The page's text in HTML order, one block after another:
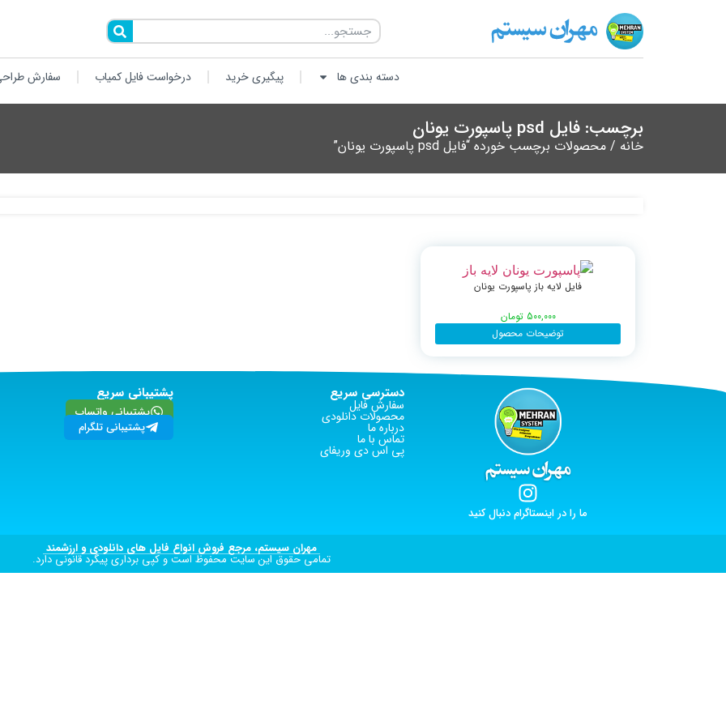
دسته بندی ها پیگیری خرید درخواست فایل کمیاب سفارش
برچسب: فایل psd پاسپورت یونان
خانه / محصولات برچسب خورده “فایل psd پاسپورت یونان”
فایل لایه باز پاسپورت یونان
500,000 تومان
توضیحات محصول
ما را در اینستاگرام دنبال کنید
دسترسی سریع
سفارش فایل
محصولات دانلودی
درباره ما
تماس با ما
پی اس دی وریفای
پشتیبانی سریع
پشتیبانی واتساپ
پشتیبانی تلگرام
مهران سیستم، مرجع فروش انواع فایل های دانلودی و ارزشمند
تمامی حقوق این سایت محفوظ است و کپی برداری پیگرد قانونی دارد.